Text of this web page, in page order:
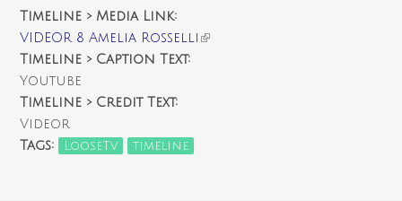
Timeline > Media Link:
VIDEOR 8 Amelia Rosselli (link is external)
Timeline > Caption Text:
Youtube
Timeline > Credit Text:
Videor
Tags:
LooseTv timeline